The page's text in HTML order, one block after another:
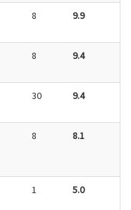
8 9.9
8 9.4
30 9.4
8 8.1
1 5.0